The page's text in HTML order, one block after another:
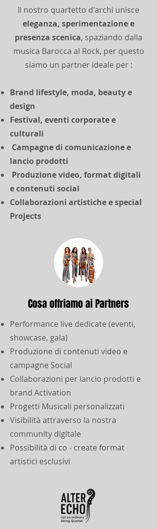
Il nostro quartetto d'archi unisce
eleganza, sperimentazione e
presenza scenica, spaziando dalla
musica Barocca al Rock, per questo
siamo un partner ideale per :
Brand lifestyle, moda, beauty e
design
Festival, eventi corporate e
culturali
Campagne di comunicazione e
lancio prodotti
Produzione video, format digitali
e contenuti social
Collaborazioni artistiche e special
Projects
Cosa offriamo ai Partners
Performance live dedicate (eventi,
showcase, gala)
Produzione di contenuti video e
campagne Social
Collaborazioni per lancio prodotti e
brand Activation
Progetti Musicali personalizzati
Visibilità attraverso la nostra
community digitale
Possibilità di co - create format
artistici esclusivi